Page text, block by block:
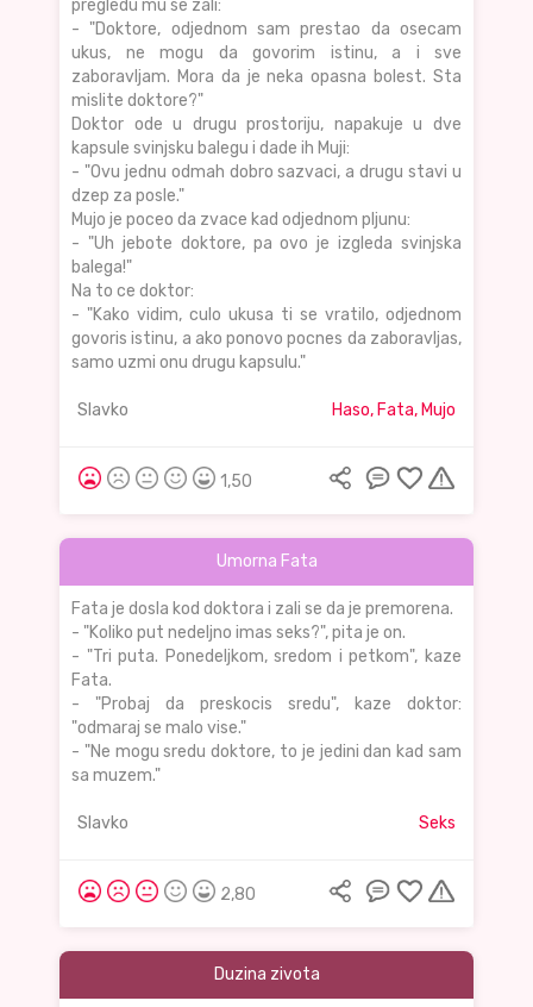
pregledu mu se zali:
- "Doktore, odjednom sam prestao da osecam
ukus, ne mogu da govorim istinu, a i sve
zaboravljam. Mora da je neka opasna bolest. Sta
mislite doktore?"
Doktor ode u drugu prostoriju, napakuje u dve
kapsule svinjsku balegu i dade ih Muji:
- "Ovu jednu odmah dobro sazvaci, a drugu stavi u
dzep za posle."
Mujo je poceo da zvace kad odjednom pljunu:
- "Uh jebote doktore, pa ovo je izgleda svinjska
balega!"
Na to ce doktor:
- "Kako vidim, culo ukusa ti se vratilo, odjednom
govoris istinu, a ako ponovo pocnes da zaboravljas,
samo uzmi onu drugu kapsulu."
Slavko Haso, Fata, Mujo
1,50
Umorna Fata
Fata je dosla kod doktora i zali se da je premorena.
- "Koliko put nedeljno imas seks?", pita je on.
- "Tri puta. Ponedeljkom, sredom i petkom", kaze
Fata.
- "Probaj da preskocis sredu", kaze doktor:
"odmaraj se malo vise."
- "Ne mogu sredu doktore, to je jedini dan kad sam
sa muzem."
Slavko Seks
2,80
Duzina zivota